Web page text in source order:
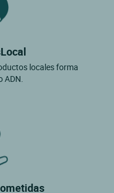
locales forma